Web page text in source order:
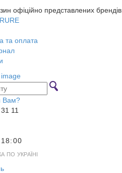
офіційно представлених брендів
та оплата
Вам?
11
ПО УКРАЇНІ